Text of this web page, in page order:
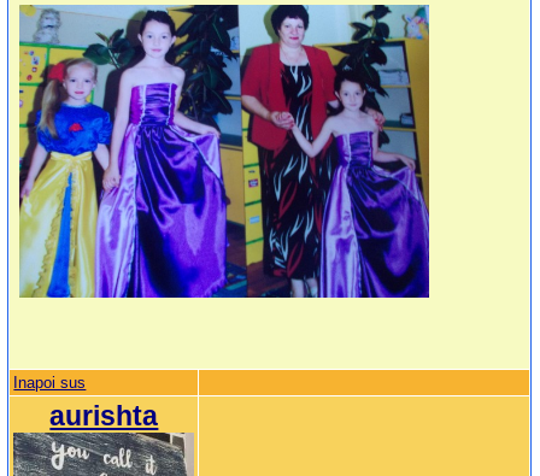
Inapoi sus
aurishta